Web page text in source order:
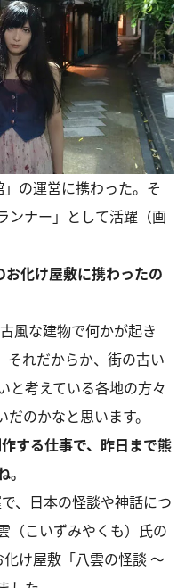
の運営に携わった。そ
ンナー」として活躍（画
化け屋敷に携わったの
風な建物で何かが起き
それだからか、街の古い
と考えている各地の方々
のかなと思います。
する仕事で、昨日まで熊
、日本の怪談や神話につ
（こいずみやくも）氏の
け屋敷「八雲の怪談 ～